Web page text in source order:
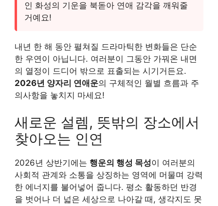
인 화성의 기운을 북돋아 연애 감각을 깨워줄
거예요!
내년 한 해 동안 펼쳐질 드라마틱한 변화들은 단순
한 우연이 아닙니다. 여러분이 그동안 가꿔온 내면
의 열정이 드디어 밖으로 표출되는 시기거든요.
2026년 양자리 연애운의 구체적인 월별 흐름과 주
의사항을 놓치지 마세요!
새로운 설렘, 뜻밖의 장소에서
찾아오는 인연
2026년 상반기에는 행운의 행성 목성이 여러분의
사회적 관계와 소통을 상징하는 영역에 머물며 강력
한 에너지를 불어넣어 줍니다. 평소 활동하던 반경
을 벗어나 더 넓은 세상으로 나아갈 때, 생각지도 못